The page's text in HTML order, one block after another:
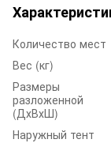
Количество мест
Вес (кг)
Размеры
разложенной
(ДхВхШ)
Наружный тент